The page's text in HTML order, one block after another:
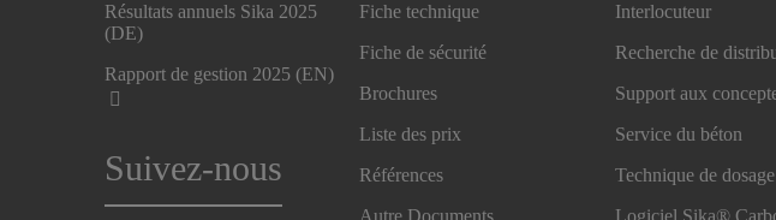
Résultats annuels Sika 2025
(DE)
Rapport de gestion 2025 (EN)
Suivez-nous
Fiche technique
Fiche de sécurité
Brochures
Liste des prix
Références
Autre Documents ...
Interlocuteur
Recherche de
Support aux
Service du béton
Technique de dosage
Logiciel Sika®